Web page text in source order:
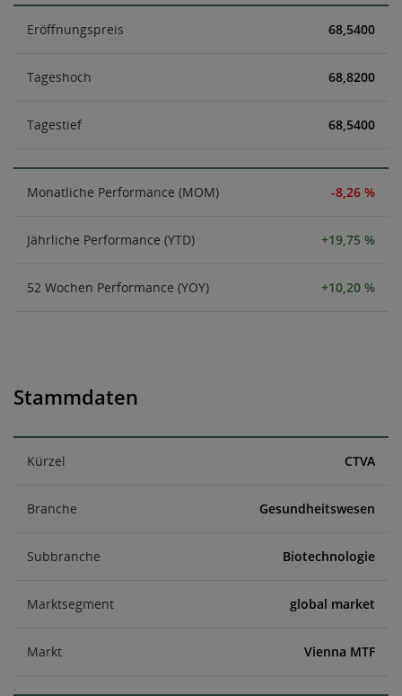
Eröffnungspreis 68,5400
Tageshoch 68,8200
Tagestief 68,5400
Monatliche Performance (MOM) -8,26 %
Jährliche Performance (YTD) +19,75 %
52 Wochen Performance (YOY) +10,20 %
Stammdaten
Kürzel CTVA
Branche Gesundheitswesen
Subbranche Biotechnologie
Marktsegment global market
Markt Vienna MTF